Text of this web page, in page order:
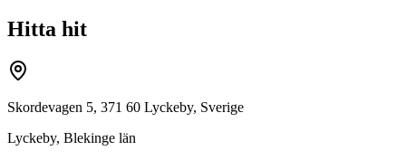
Hitta hit
Skordevagen 5, 371 60 Lyckeby, Sverige
Lyckeby, Blekinge län